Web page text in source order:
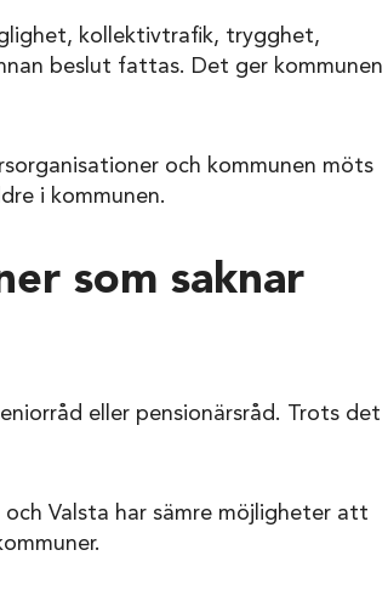
kollektivtrafik, trygghet,
beslut fattas. Det ger kommunen
och kommunen möts
i kommunen.
som saknar
eller pensionärsråd. Trots det
Valsta har sämre möjligheter att